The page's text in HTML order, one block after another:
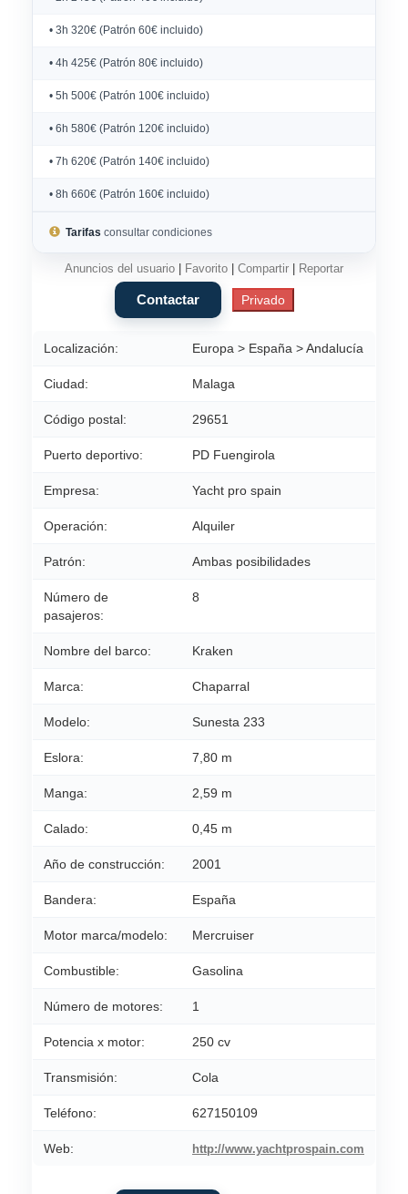
• 3h 320€ (Patrón 60€ incluido)
• 4h 425€ (Patrón 80€ incluido)
• 5h 500€ (Patrón 100€ incluido)
• 6h 580€ (Patrón 120€ incluido)
• 7h 620€ (Patrón 140€ incluido)
• 8h 660€ (Patrón 160€ incluido)
Tarifas consultar condiciones
Anuncios del usuario Favorito Compartir Reportar
Localización: Europa > España > Andalucía
Ciudad: Malaga
Código postal: 29651
Puerto deportivo: PD Fuengirola
Empresa: Yacht pro spain
Operación: Alquiler
Patrón: Ambas posibilidades
Número de
pasajeros:
8
Nombre del barco: Kraken
Marca: Chaparral
Modelo: Sunesta 233
Eslora: 7,80 m
Manga: 2,59 m
Calado: 0,45 m
Año de construcción: 2001
Bandera: España
Motor marca/modelo: Mercruiser
Combustible: Gasolina
Número de motores: 1
Potencia x motor: 250 cv
Transmisión: Cola
Teléfono: 627150109
Web: http://www.yachtprospain.com